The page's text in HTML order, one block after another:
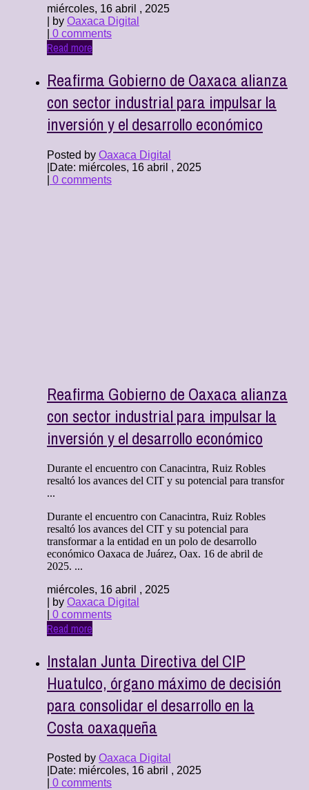
miércoles, 16 abril , 2025
| by Oaxaca Digital
0 comments
Read more
Reafirma Gobierno de Oaxaca alianza
con sector industrial para impulsar la
inversión y el desarrollo económico
Posted by Oaxaca Digital
Date: miércoles, 16 abril , 2025
0 comments
Reafirma Gobierno de Oaxaca alianza
con sector industrial para impulsar la
inversión y el desarrollo económico
Durante el encuentro con Canacintra, Ruiz Robles
resaltó los avances del CIT y su potencial para transfor
...
Durante el encuentro con Canacintra, Ruiz Robles
resaltó los avances del CIT y su potencial para
transformar a la entidad en un polo de desarrollo
económico Oaxaca de Juárez, Oax. 16 de abril de
2025. ...
miércoles, 16 abril , 2025
| by Oaxaca Digital
0 comments
Read more
Instalan Junta Directiva del CIP
Huatulco, órgano máximo de decisión
para consolidar el desarrollo en la
Costa oaxaqueña
Posted by Oaxaca Digital
Date: miércoles, 16 abril , 2025
0 comments